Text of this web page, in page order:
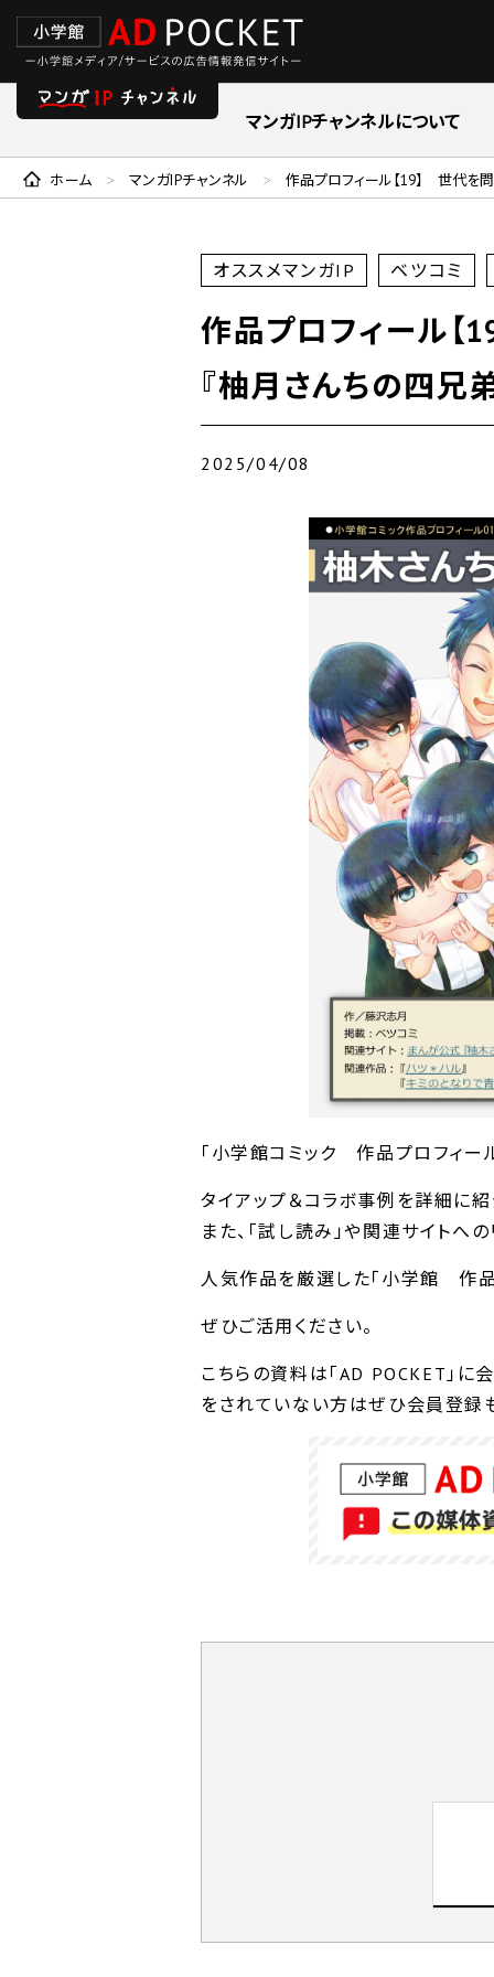
マンガIPチャンネルについて
ホーム > マンガIPチャンネル > 作品プロフィール【19】 世代を
オススメマンガIP ベツコミ
作品プロフィール
『柚月さんちの四兄弟
2025/04/08
「小学館コミック 作品プロフィー
タイアップ＆コラボ事例を詳細に紹
また、「試し読み」や関連サイトへ
人気作品を厳選した｢小学館 作品
ぜひご活用ください。
こちらの資料は「AD POCKET」に
をされていない方はぜひ会員登録